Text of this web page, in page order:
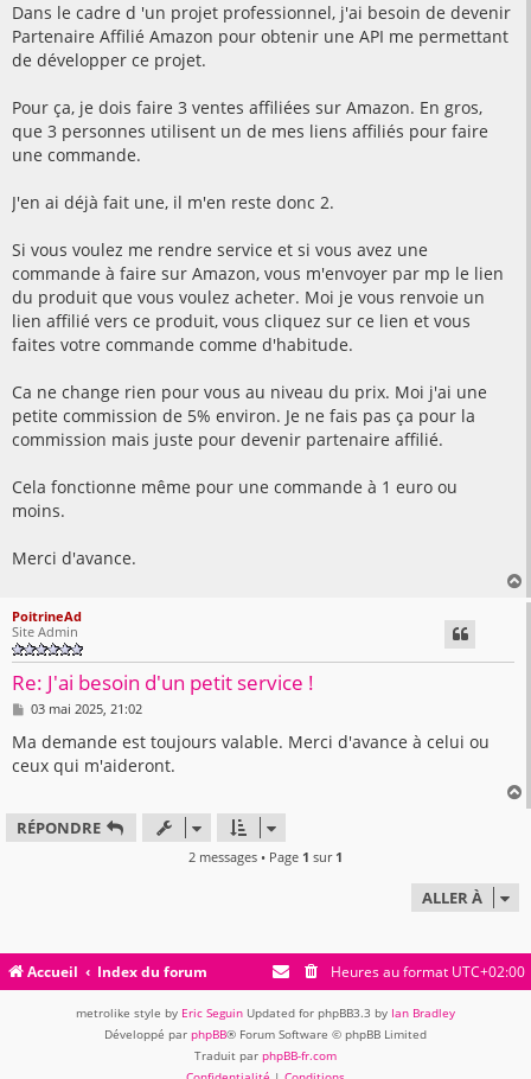
Dans le cadre d 'un projet professionnel, j'ai besoin de devenir
Partenaire Affilié Amazon pour obtenir une API me permettant
de développer ce projet.
Pour ça, je dois faire 3 ventes affiliées sur Amazon. En gros,
que 3 personnes utilisent un de mes liens affiliés pour faire
une commande.
J'en ai déjà fait une, il m'en reste donc 2.
Si vous voulez me rendre service et si vous avez une
commande à faire sur Amazon, vous m'envoyer par mp le lien
du produit que vous voulez acheter. Moi je vous renvoie un
lien affilié vers ce produit, vous cliquez sur ce lien et vous
faites votre commande comme d'habitude.
Ca ne change rien pour vous au niveau du prix. Moi j'ai une
petite commission de 5% environ. Je ne fais pas ça pour la
commission mais juste pour devenir partenaire affilié.
Cela fonctionne même pour une commande à 1 euro ou
moins.
Merci d'avance.
PoitrineAd
Site Admin
Re: J'ai besoin d'un petit service !
M
s
s
a
03 mai 2025, 21:02
Ma demande est toujours valable. Merci d'avance à celui ou
ceux qui m'aideront.
RÉPONDRE
2 messages • Page 1 sur 1
ALLER À
Accueil Index du forum Heures au format UTC+02:00
metrolike style by Eric Seguin Updated for phpBB3.3 by Ian Bradley
Développé par phpBB® Forum Software © phpBB Limited
Traduit par phpBB-fr.com